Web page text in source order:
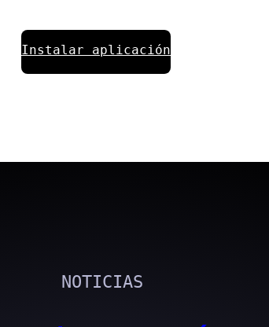
Instalar aplicación
NOTICIAS